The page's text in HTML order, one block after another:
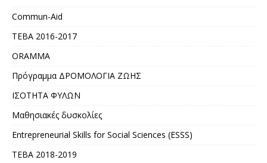
Commun-Aid
ΤΕΒΑ 2016-2017
ORAMMA
Πρόγραμμα ΔΡΟΜΟΛΟΓΙΑ ΖΩΗΣ
ΙΣΟΤΗΤΑ ΦΥΛΩΝ
Μαθησιακές δυσκολίες
Entrepreneurial Skills for Social Sciences (ESSS)
ΤΕΒΑ 2018-2019